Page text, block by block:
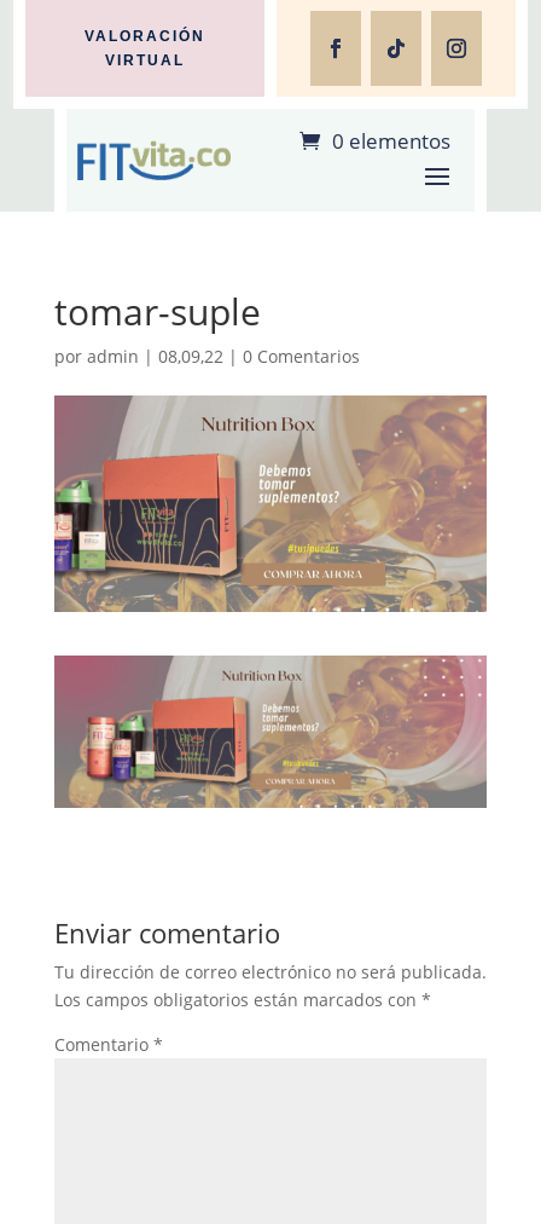
VALORACIÓN
VIRTUAL
0 elementos
tomar-suple
por admin | 08,09,22| 0 Comentarios
Enviar comentario
Tu dirección de correo electrónico no será publicada.
Los campos obligatorios están marcados con *
Comentario *